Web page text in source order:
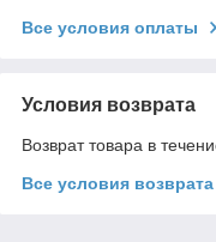
Все условия оплаты
Условия возврата
Возврат товара в
Все условия возврата